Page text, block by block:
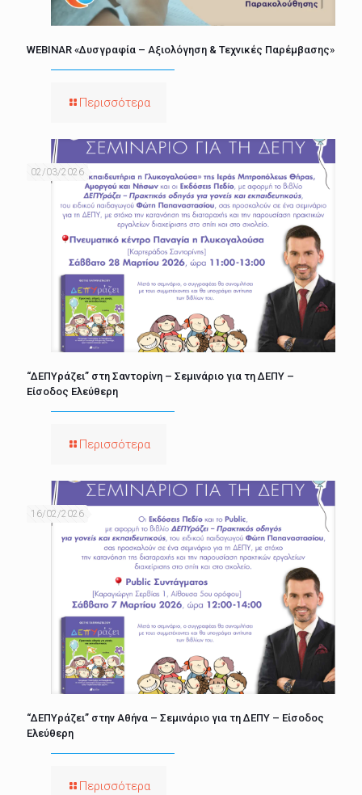
WEBINAR «Δυσγραφία – Αξιολόγηση & Τεχνικές Παρέμβασης»
Περισσότερα
02/03/2026
“ΔΕΠΥράζει” στη Σαντορίνη – Σεμινάριο για τη ΔΕΠΥ –
Είσοδος Ελεύθερη
Περισσότερα
16/02/2026
“ΔΕΠΥράζει” στην Αθήνα – Σεμινάριο για τη ΔΕΠΥ – Είσοδος
Ελεύθερη
Περισσότερα